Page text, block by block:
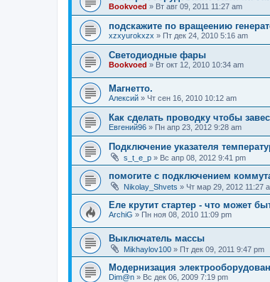
Bookvoed » Вт авг 09, 2011 11:27 am
подскажите по вращеению
xzxyurokxzx » Пт дек 24, 2010 5:16 am
Светодиодные фары
Bookvoed » Вт окт 12, 2010 10:34 am
Магнетто.
Алексий » Чт сен 16, 2010 10:12 am
Как сделать проводку чтобы
Евгений96 » Пн апр 23, 2012 9:28 am
Подключение указателя
s_t_e_p » Вс апр 08, 2012 9:41 pm
помогите с подключением
Nikolay_Shvets » Чт мар 29, 2012 11:27
Еле крутит стартер - что может
ArchiG » Пн ноя 08, 2010 11:09 pm
Выключатель массы
Mikhaylov100 » Пт дек 09, 2011 9:47 pm
Модернизация
Dim@n » Вс дек 06, 2009 7:19 pm